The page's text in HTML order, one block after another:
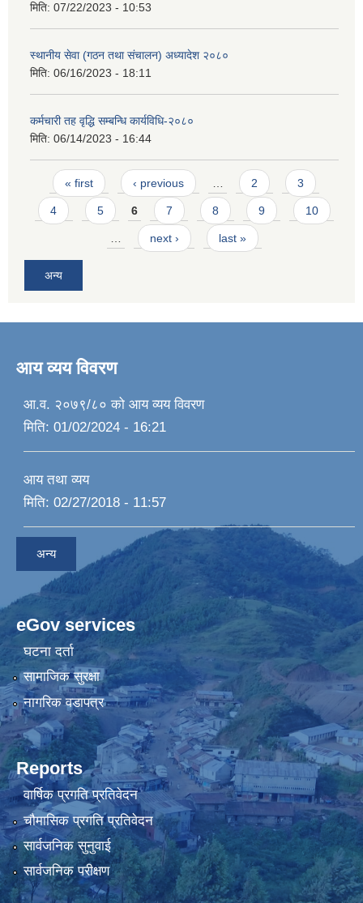
मिति: 07/22/2023 - 10:53
स्थानीय सेवा (गठन तथा संचालन) अध्यादेश २०८०
मिति: 06/16/2023 - 18:11
कर्मचारी तह वृद्धि सम्बन्धि कार्यविधि-२०८०
मिति: 06/14/2023 - 16:44
Pages
« first ‹ previous 2 3
4 5 6 7 8 9 10
next › last »
अन्य
आय व्यय विवरण
आ.व. २०७९/८० को आय व्यय विवरण
मिति: 01/02/2024 - 16:21
आय तथा व्यय
मिति: 02/27/2018 - 11:57
अन्य
eGov services
घटना दर्ता
सामाजिक सुरक्षा
नागरिक वडापत्र
Reports
वार्षिक प्रगति प्रतिवेदन
चौमासिक प्रगति प्रतिवेदन
सार्वजनिक सुनुवाई
सार्वजनिक परीक्षण